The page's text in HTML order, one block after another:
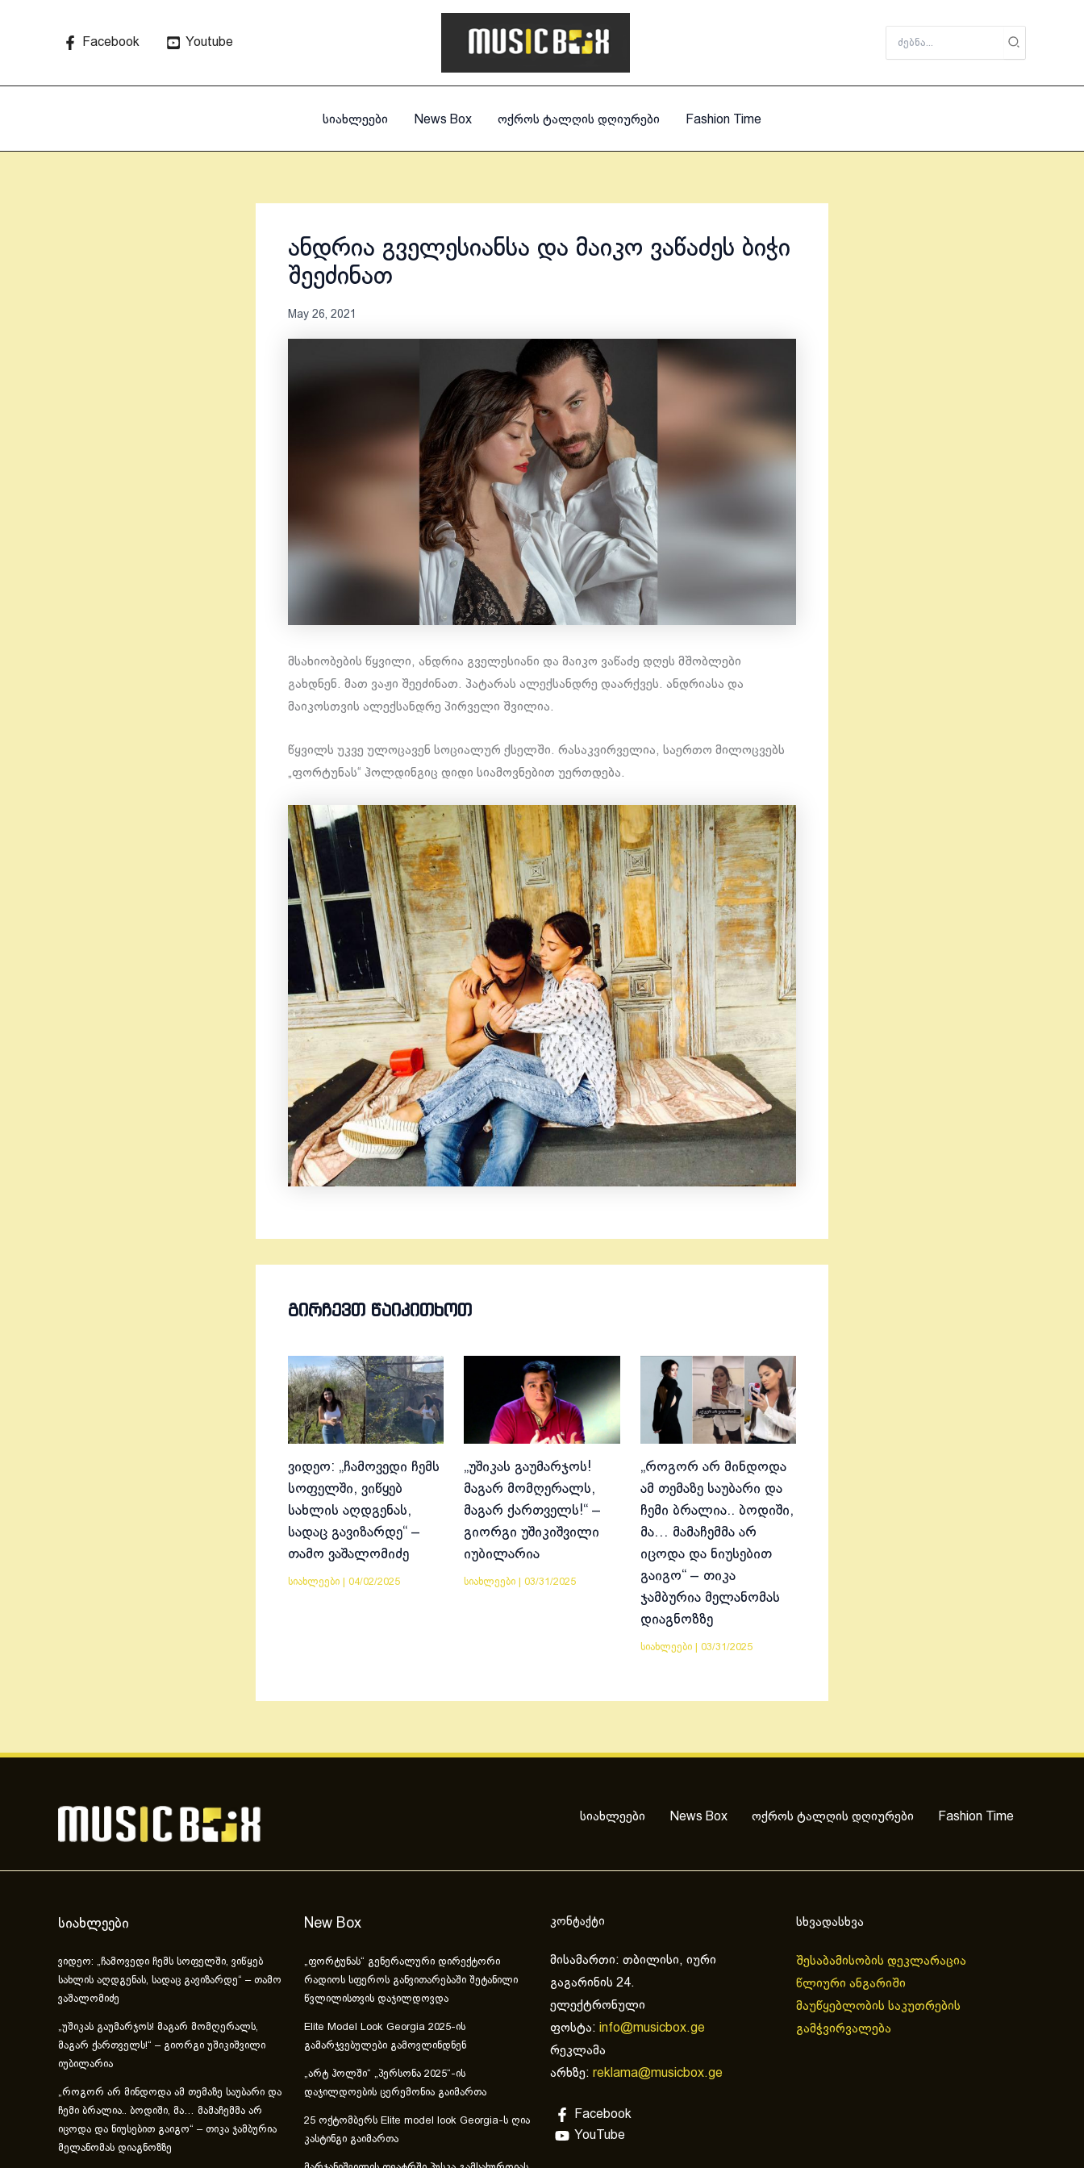
Facebook Youtube
for:
სიახლეები News Box ოქროს ტალღის დღიურები Fashion Time
ანდრია გველესიანსა და მაიკო ვაწაძეს ბიჭი
შეეძინათ
May 26, 2021
მსახიობების წყვილი, ანდრია გველესიანი და მაიკო ვაწაძე დღეს მშობლები
გახდნენ. მათ ვაჟი შეეძინათ. პატარას ალექსანდრე დაარქვეს. ანდრიასა და
მაიკოსთვის ალექსანდრე პირველი შვილია.
წყვილს უკვე ულოცავენ სოციალურ ქსელში. რასაკვირველია, საერთო მილოცვებს
„ფორტუნას“ ჰოლდინგიც დიდი სიამოვნებით უერთდება.
ᲒᲘᲠᲩᲔᲕᲗ ᲬᲐᲘᲙᲘᲗᲮᲝᲗ
ვიდეო: „ჩამოვედი ჩემს
სოფელში, ვიწყებ
სახლის აღდგენას,
სადაც გავიზარდე“ –
თამო ვაშალომიძე
სიახლეები 04/02/2025
„უშიკას გაუმარჯოს!
მაგარ მომღერალს,
მაგარ ქართველს!“ –
გიორგი უშიკიშვილი
იუბილარია
სიახლეები |03/31/2025
„როგორ არ მინდოდა
ამ თემაზე საუბარი და
ჩემი ბრალია.. ბოდიში,
მა… მამაჩემმა არ
იცოდა და ნიუსებით
გაიგო“ – თიკა
ჯამბურია მელანომას
დიაგნოზზე
სიახლეები| 03/31/2025
სიახლეები News Box ოქროს ტალღის დღიურები Fashion Time
სიახლეები
ვიდეო: „ჩამოვედი ჩემს სოფელში, ვიწყებ
სახლის აღდგენას, სადაც გავიზარდე“ – თამო
ვაშალომიძე
„უშიკას გაუმარჯოს! მაგარ მომღერალს,
მაგარ ქართველს!“ – გიორგი უშიკიშვილი
იუბილარია
„როგორ არ მინდოდა ამ თემაზე საუბარი და
ჩემი ბრალია.. ბოდიში, მა… მამაჩემმა არ
იცოდა და ნიუსებით გაიგო“ – თიკა ჯამბურია
მელანომას დიაგნოზზე
New Box
„ფორტუნას“ გენერალური დირექტორი
რადიოს სფეროს განვითარებაში შეტანილი
წვლილისთვის დაჯილდოვდა
Elite Model Look Georgia 2025-ის
გამარჯვებულები გამოვლინდნენ
„არტ ჰოლში“ „პერსონა 2025“-ის
დაჯილდოების ცერემონია გაიმართა
25 ოქტომბერს Elite model look Georgia-ს ღია
კასტინგი გაიმართა
კონტაქტი
მისამართი: თბილისი, იური
გაგარინის 24.
ელექტრონული
ფოსტა: info@musicbox.ge
რეკლამა
არხზე: reklama@musicbox.ge
Facebook
YouTube
სხვადასხვა
შესაბამისობის დეკლარაცია
წლიური ანგარიში
მაუწყებლობის საკუთრების
გამჭვირვალება